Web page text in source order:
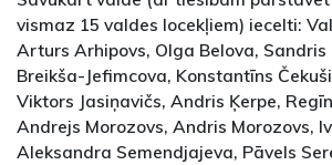
vismaz 15 valdes locekļiem) iecelti:
Arturs Arhipovs, Olga Belova, Sandris
Breikša-Jefimcova, Konstantīns
Viktors Jasiņavičs, Andris Ķerpe,
Andrejs Morozovs, Andris Morozovs,
Aleksandra Semendjajeva, Pāvels